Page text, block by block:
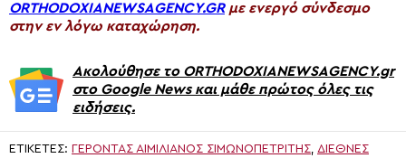
ORTHODOXIANEWSAGENCY.GRμε ενεργό σύνδεσμο
στην εν λόγω καταχώρηση.
Ακολούθησε το ORTHODOXIANEWSAGENCY.gr
στο Google News και μάθε πρώτος όλες τις
ειδήσεις.
ΕΤΙΚΈΤΕΣ: ΓΈΡΟΝΤΑΣ ΑΙΜΙΛΙΑΝΌΣ ΣΙΜΩΝΟΠΕΤΡΊΤΗΣ, ΔΙΕΘΝΈΣ